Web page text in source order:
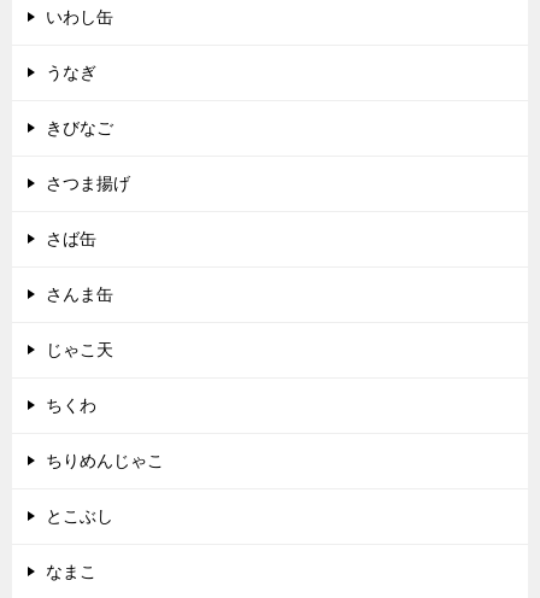
いわし缶
うなぎ
きびなご
さつま揚げ
さば缶
さんま缶
じゃこ天
ちくわ
ちりめんじゃこ
とこぶし
なまこ